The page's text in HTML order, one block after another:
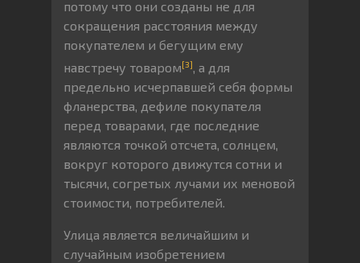
потому что они созданы не для
сокращения расстояния между
покупателем и бегущим ему
навстречу товаром[3], а для
предельно исчерпавшей себя формы
фланерства, дефиле покупателя
перед товарами, где последние
являются точкой отсчета, солнцем,
вокруг которого движутся сотни и
тысячи, согретых лучами их меновой
стоимости, потребителей.
Улица является величайшим и
случайным изобретением